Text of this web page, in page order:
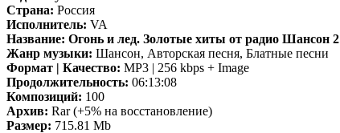
Страна: Россия
Исполнитель: VA
Название: Огонь и лед. Золотые хиты от радио Шансон 2
Жанр музыки: Шансон, Авторская песня, Блатные песни
Формат | Качество: MP3 | 256 kbps + Image
Продолжительность: 06:13:08
Композиций: 100
Архив: Rar (+5% на восстановление)
Размер: 715.81 Mb